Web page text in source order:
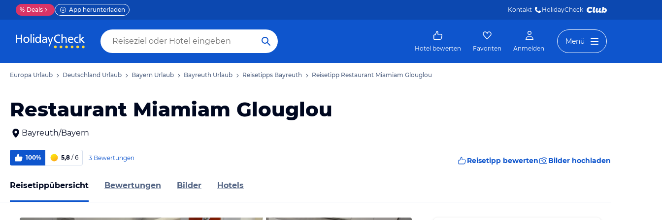
% Deals App herunterladen Kontakt HolidayCheck
Hotel bewerten Favoriten Anmelden
Menü
Europa Urlaub Deutschland Urlaub Bayern Urlaub Bayreuth Urlaub Reisetipps Bayreuth Reisetipp Restaurant Miamiam Glouglou
Restaurant Miamiam Glouglou
Bayreuth/Bayern
100% 5,8 / 6 3 Bewertungen Reisetipp bewerten Bilder hochladen
Reisetippübersicht Bewertungen Bilder Hotels